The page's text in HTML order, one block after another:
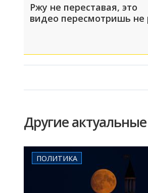
Ржу не переставая, это
видео пересмотришь не
Другие
ПОЛИТИКА